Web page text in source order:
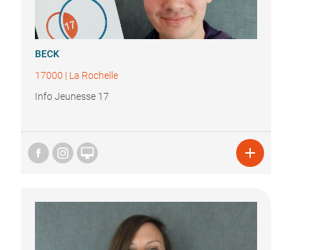
BECK
17000 | La Rochelle
Info Jeunesse 17
 